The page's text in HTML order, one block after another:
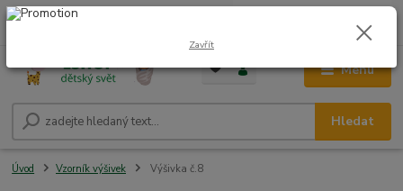
Menu
Hledat
+420 604 278 943 0,00 Kč
Úvod Vzorník výšivek Výšivka č.8
Zavřít